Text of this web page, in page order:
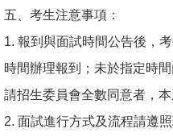
五、考生注意事項：
1. 報到與面試時間公告後，
時間辦理報到；未於指定時
請招生委員會全數同意者，
2. 面試進行方式及流程請遵